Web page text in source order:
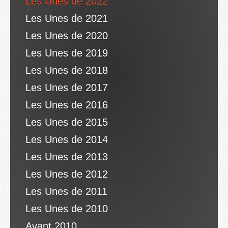
Les Unes de 2021
Les Unes de 2020
Les Unes de 2019
Les Unes de 2018
Les Unes de 2017
Les Unes de 2016
Les Unes de 2015
Les Unes de 2014
Les Unes de 2013
Les Unes de 2012
Les Unes de 2011
Les Unes de 2010